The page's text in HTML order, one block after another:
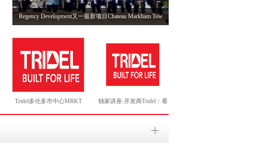
Regency Development又一最新项目Chateau Markham Tow
独家讲座-开发商Tridel：看
Tridel多伦多市中心MRKT